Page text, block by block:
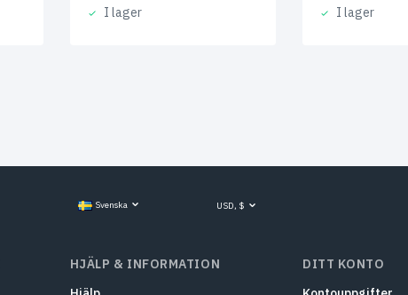
I lager I lager
Svenska USD, $
HJÄLP & INFORMATION
DITT KONTO